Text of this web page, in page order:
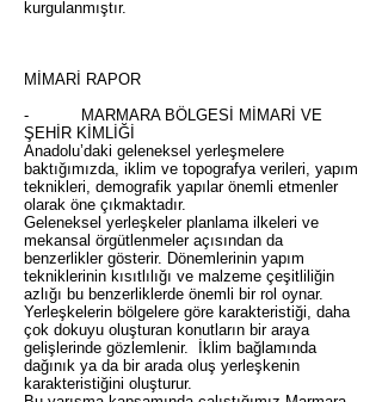
kurgulanmıştır.
MİMARİ RAPOR
- MARMARA BÖLGESİ MİMARİ VE
ŞEHİR KİMLİĞİ
Anadolu’daki geleneksel yerleşmelere
baktığımızda, iklim ve topografya verileri, yapım
teknikleri, demografik yapılar önemli etmenler
olarak öne çıkmaktadır.
Geleneksel yerleşkeler planlama ilkeleri ve
mekansal örgütlenmeler açısından da
benzerlikler gösterir. Dönemlerinin yapım
tekniklerinin kısıtlılığı ve malzeme çeşitliliğin
azlığı bu benzerliklerde önemli bir rol oynar.
Yerleşkelerin bölgelere göre karakteristiği, daha
çok dokuyu oluşturan konutların bir araya
gelişlerinde gözlemlenir. İklim bağlamında
dağınık ya da bir arada oluş yerleşkenin
karakteristiğini oluşturur.